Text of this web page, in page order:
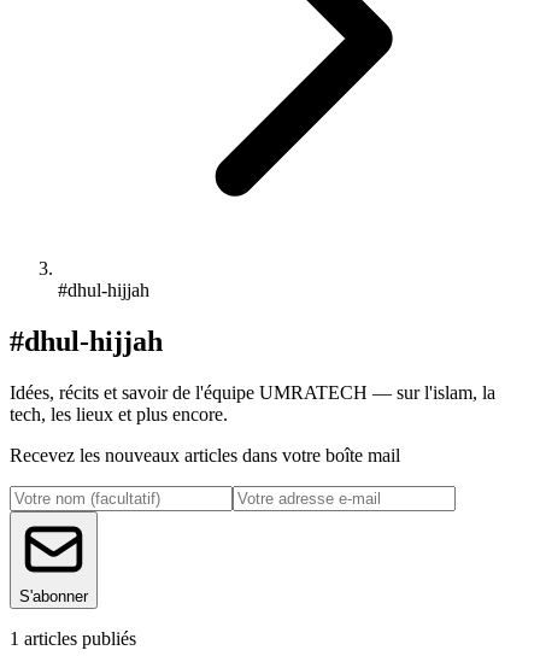
#dhul-hijjah
#dhul-hijjah
Idées, récits et savoir de l'équipe UMRATECH — sur l'islam, la
tech, les lieux et plus encore.
Recevez les nouveaux articles dans votre boîte mail
S'abonner
1 articles publiés